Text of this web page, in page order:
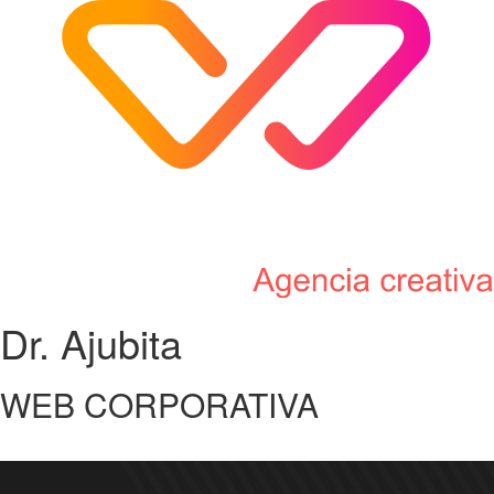
Dr. Ajubita
WEB CORPORATIVA